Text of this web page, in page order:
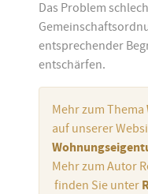
Das Problem
entsprechender
entschärfen.
Mehr zum Thema
auf unserer
Mehr zum Autor
finden Sie unter